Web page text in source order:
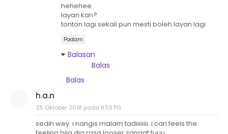
hehehee
layan kan?
tonton lagi sekali pun mesti boleh layan lagi
Padam
Balasan
Balas
Balas
h.a.n
25 Oktober 2018 pada 8:59 PG
sedih wey. i nangis malam tadiiiiiiii. i can feels the